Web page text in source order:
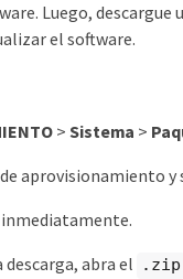
Luego,
el software.
> Sistema >
aprovisionamiento y
inmediatamente.
abra el
.zip